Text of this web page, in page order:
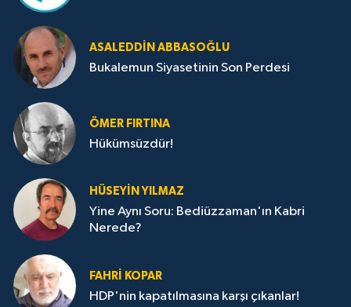
ASALEDDIN ABBASOĞLU
Bukalemun Siyasetinin Son Perdesi
ÖMER FIRTINA
Hükümsüzdür!
HÜSEYIN YILMAZ
Yine Aynı Soru: Bediüzzaman'ın Kabri
Nerede?
FAHRI KOPAR
HDP'nin kapatılmasına karşı çıkanlar!